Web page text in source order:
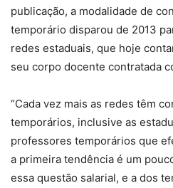
publicação, a modalidade de
temporário disparou de 2013
redes estaduais, que hoje
seu corpo docente contratada
“Cada vez mais as redes têm
temporários, inclusive as
professores temporários que
a primeira tendência é um
essa questão salarial, e a dos